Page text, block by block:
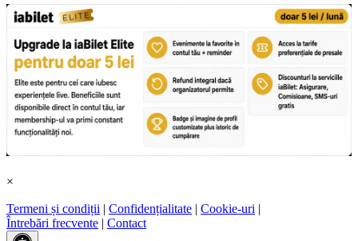
×
Termeni și condiții | Confidențialitate | Cookie-uri |
Întrebări frecvente | Contact